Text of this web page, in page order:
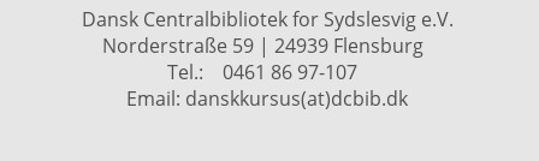
Dansk Centralbibliotek for Sydslesvig e.V.
Norderstraße 59 | 24939 Flensburg
Tel.: 0461 86 97-107
Email: danskkursus(at)dcbib.dk